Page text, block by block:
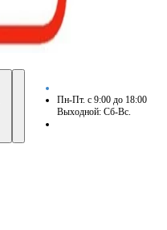
Пн-Пт. с 9:00 до 18:00
Выходной: Сб-Вс.